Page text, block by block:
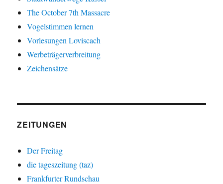
The October 7th Massacre
Vogelstimmen lernen
Vorlesungen Loviscach
Werbeträgerverbreitung
Zeichensätze
ZEITUNGEN
Der Freitag
die tageszeitung (taz)
Frankfurter Rundschau